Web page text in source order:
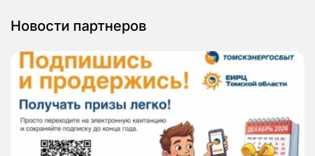
Новости партнеров